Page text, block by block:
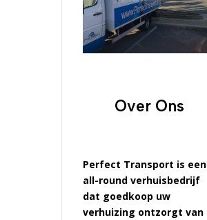
Over Ons
Perfect Transport is een
all-round verhuisbedrijf
dat goedkoop uw
verhuizing ontzorgt van